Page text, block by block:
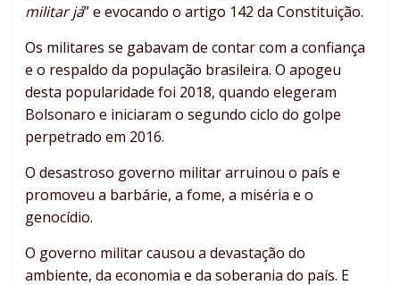
militar já” e evocando o artigo 142 da Constituição.
Os militares se gabavam de contar com a confiança
e o respaldo da população brasileira. O apogeu
desta popularidade foi 2018, quando elegeram
Bolsonaro e iniciaram o segundo ciclo do golpe
perpetrado em 2016.
O desastroso governo militar arruinou o país e
promoveu a barbárie, a fome, a miséria e o
genocídio.
O governo militar causou a devastação do
ambiente, da economia e da soberania do país. E